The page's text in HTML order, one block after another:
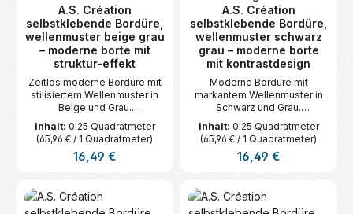
A.S. Création
selbstklebende Bordüre,
wellenmuster beige grau
– moderne borte mit
struktur-effekt
Zeitlos moderne Bordüre mit
stilisiertem Wellenmuster in
Beige und Grau.
Selbstklebend für eine
schnelle Wandgestaltung.
Maße: 5 m x 0,05 m.
Inhalt: 0.25 Quadratmeter
(65,96 € / 1 Quadratmeter)
Regulärer Preis:
16,49 €
A.S. Création
selbstklebende Bordüre,
wellenmuster schwarz
grau – moderne borte
mit kontrastdesign
Moderne Bordüre mit
markantem Wellenmuster in
Schwarz und Grau.
Selbstklebend und leicht
anzubringen. Maße: 5 m x
0,05 m.
Inhalt: 0.25 Quadratmeter
(65,96 € / 1 Quadratmeter)
Regulärer Preis:
16,49 €